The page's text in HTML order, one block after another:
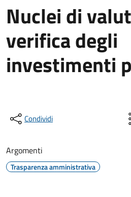
Nuclei di
verifica degli
investimenti
Condividi
Argomenti
Trasparenza amministrativa